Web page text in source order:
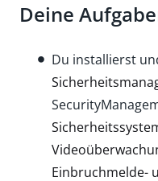
Deine
Du installierst
Einbruchmelde-